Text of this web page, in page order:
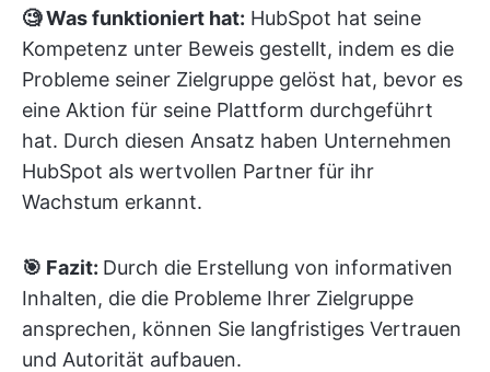
🧐 Was funktioniert hat: HubSpot hat seine
Kompetenz unter Beweis gestellt, indem es die
Probleme seiner Zielgruppe gelöst hat, bevor es
eine Aktion für seine Plattform durchgeführt
hat. Durch diesen Ansatz haben Unternehmen
HubSpot als wertvollen Partner für ihr
Wachstum erkannt.
🎯 Fazit: Durch die Erstellung von informativen
Inhalten, die die Probleme Ihrer Zielgruppe
ansprechen, können Sie langfristiges Vertrauen
und Autorität aufbauen.